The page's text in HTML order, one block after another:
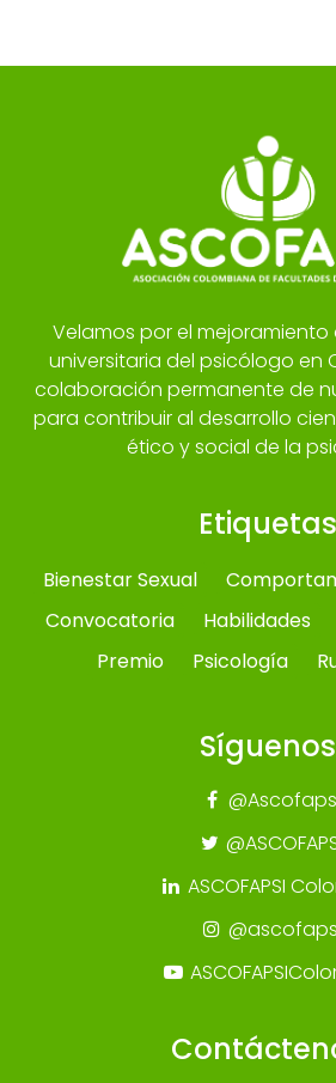
Velamos por el
universitaria del psicólogo en
colaboración permanente de
para contribuir al desarrollo
ético y social de la
Etiquetas
Bienestar Sexual
Convocatoria
Habilidades
Premio
Psicología
Síguenos
ASCOFAPSI